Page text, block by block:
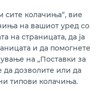
стил на живот?
се носат во
стабилна
сите колачиња“, вие
на вашиот уред со
на страницата, да ја
и да помогнете
на „Поставки за
да дозволите или да
типови колачиња.